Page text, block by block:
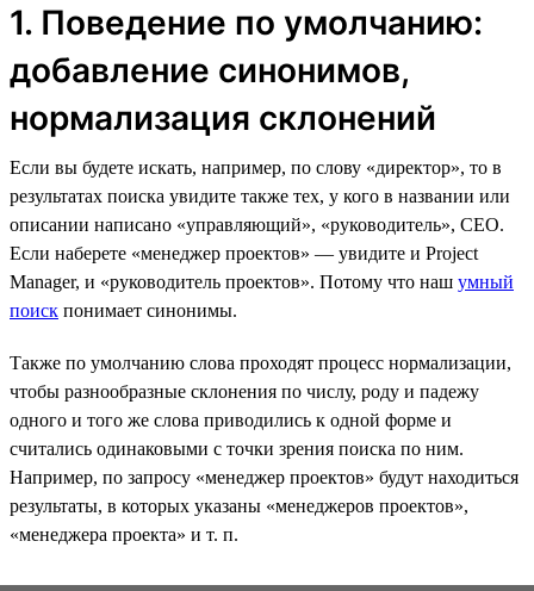
1. Поведение по умолчанию:
добавление синонимов,
нормализация склонений
Если вы будете искать, например, по слову «директор», то в
результатах поиска увидите также тех, у кого в названии или
описании написано «управляющий», «руководитель», CEO.
Если наберете «менеджер проектов» — увидите и Project
Manager, и «руководитель проектов». Потому что наш умный
поиск понимает синонимы.
Также по умолчанию слова проходят процесс нормализации,
чтобы разнообразные склонения по числу, роду и падежу
одного и того же слова приводились к одной форме и
считались одинаковыми с точки зрения поиска по ним.
Например, по запросу «менеджер проектов» будут находиться
результаты, в которых указаны «менеджеров проектов»,
«менеджера проекта» и т. п.